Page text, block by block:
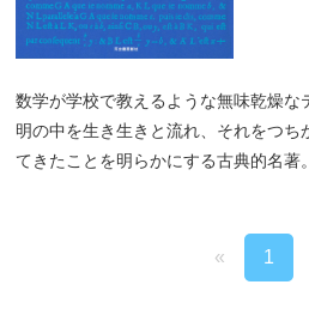
数学が学校で教えるような無味乾燥な
明の中を生き生きと流れ、それをつち
てきたことを明らかにする古典的名著。
« 1